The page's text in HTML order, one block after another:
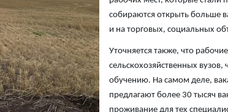
собираются открыть больше
и на торговых, социальных
Уточняется также, что
сельскохозяйственных
обучению. На самом деле,
предлагают более 30 тысяч
проживание для тех